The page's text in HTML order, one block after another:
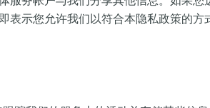
表示您允许我们以符合本隐私政策的方